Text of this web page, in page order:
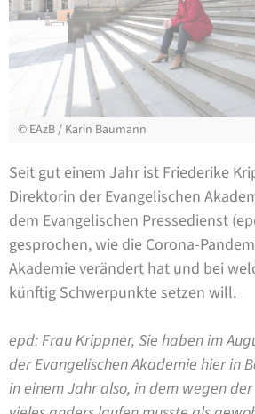
© EAzB / Karin Baumann
Seit gut einem Jahr ist Friederike
Direktorin der Evangelischen
dem Evangelischen Pressedienst
gesprochen, wie die Corona-
Akademie verändert hat und bei
künftig Schwerpunkte setzen will.
epd: Frau Krippner, Sie haben im
der Evangelischen Akademie hier in
in einem Jahr also, in dem wegen